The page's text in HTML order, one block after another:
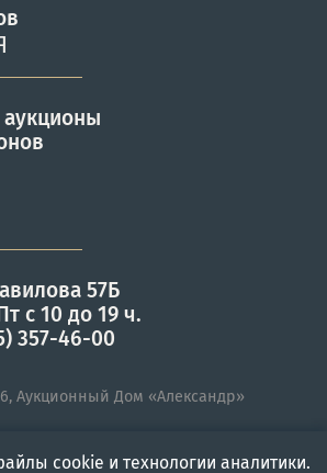
аукционы
57Б
с 10 до 19 ч.
357-46-00
Аукционный Дом «Александр»
cookie и технологии аналитики.